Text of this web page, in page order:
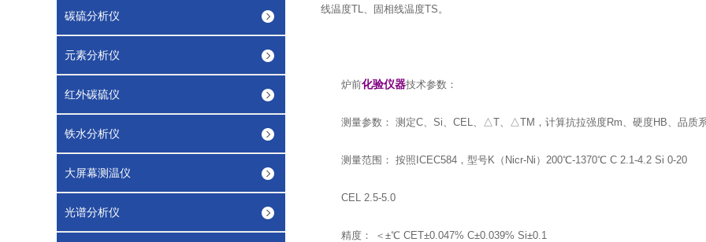
碳硫分析仪
元素分析仪
红外碳硫仪
铁水分析仪
大屏幕测温仪
光谱分析仪
线温度TL、固相线温度TS。
炉前化验仪器技术参数：
测量参数： 测定C、Si、CEL、△T、△TM，计算抗拉强度Rm、硬度HB、品质
测量范围： 按照ICEC584，型号K（Nicr-Ni）200℃-1370℃ C 2.1-4.2 Si 0-20
CEL 2.5-5.0
精度： ＜±℃ CET±0.047% C±0.039% Si±0.1